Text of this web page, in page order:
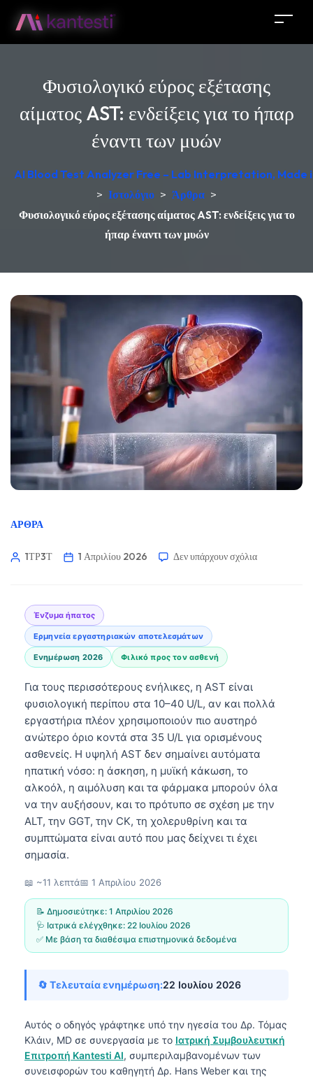
Φυσιολογικό εύρος εξέτασης
αίματος AST: ενδείξεις για το ήπαρ
έναντι των μυών
AI Blood Test Analyzer Free – Lab Interpretation, Made
> Ιστολόγιο > Άρθρα >
Φυσιολογικό εύρος εξέτασης αίματος AST: ενδείξεις για το
ήπαρ έναντι των μυών
ΆΡΘΡΑ
1ΤΡ3Τ 1 Απριλίου 2026 Δεν υπάρχουν σχόλια
Ένζυμα ήπατος
Ερμηνεία εργαστηριακών αποτελεσμάτων
Ενημέρωση 2026 Φιλικό προς τον ασθενή
Για τους περισσότερους ενήλικες, η AST είναι
φυσιολογική περίπου στα 10–40 U/L, αν και πολλά
εργαστήρια πλέον χρησιμοποιούν πιο αυστηρό
ανώτερο όριο κοντά στα 35 U/L για ορισμένους
ασθενείς. Η υψηλή AST δεν σημαίνει αυτόματα
ηπατική νόσο: η άσκηση, η μυϊκή κάκωση, το
αλκοόλ, η αιμόλυση και τα φάρμακα μπορούν όλα
να την αυξήσουν, και το πρότυπο σε σχέση με την
ALT, την GGT, την CK, τη χολερυθρίνη και τα
συμπτώματα είναι αυτό που μας δείχνει τι έχει
σημασία.
📖 ~11 λεπτά📅 1 Απριλίου 2026
📝 Δημοσιεύτηκε: 1 Απριλίου 2026
🩺 Ιατρικά ελέγχθηκε: 22 Ιουλίου 2026
✅ Με βάση τα διαθέσιμα επιστημονικά δεδομένα
🔄 Τελευταία ενημέρωση:22 Ιουλίου 2026
Αυτός ο οδηγός γράφτηκε υπό την ηγεσία του Δρ. Τόμας
Κλάιν, MD σε συνεργασία με το Ιατρική Συμβουλευτική
Επιτροπή Kantesti AI, συμπεριλαμβανομένων των
συνεισφορών του καθηγητή Δρ. Hans Weber και της